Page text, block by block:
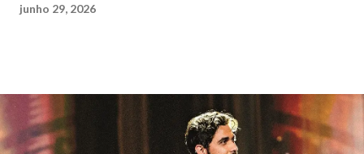
junho 29, 2026